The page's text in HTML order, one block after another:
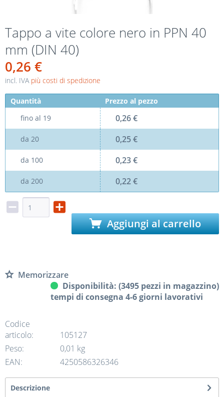
Tappo a vite colore nero in PPN 40
mm (DIN 40)
0,26 €
incl. IVA più costi di spedizione
Quantità
Prezzo al pezzo
fino al 19 0,26 €
da 20 0,25 €
da 100 0,23 €
da 200 0,22 €
Aggiungi al carrello
Memorizzare
Disponibilità: (3495 pezzi in magazzino)
tempi di consegna 4-6 giorni lavorativi
Codice
articolo:
105127
Peso:
0,01 kg
EAN:
4250586326346
Descrizione